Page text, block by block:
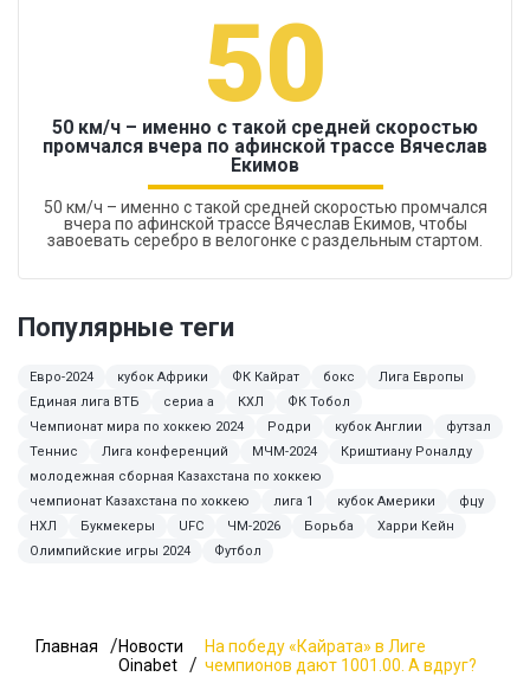
50
50 км/ч – именно с такой средней скоростью
промчался вчера по афинской трассе Вячеслав
Екимов
50 км/ч – именно с такой средней скоростью промчался
вчера по афинской трассе Вячеслав Екимов, чтобы
завоевать серебро в велогонке с раздельным стартом.
Популярные теги
Евро-2024 кубок Африки ФК Кайрат бокс
Лига Европы
Единая лига ВТБ
сериа а КХЛ
ФК Тобол
Чемпионат мира по хоккею 2024
Родри кубок Англии
футзал
Теннис
Лига конференций МЧМ-2024
Криштиану Роналду
молодежная сборная Казахстана по хоккею
чемпионат Казахстана по хоккею
лига 1 кубок Америки
фцу
НХЛ
Букмекеры UFC ЧМ-2026 Борьба
Харри Кейн
Олимпийские игры 2024
Футбол
Главная
Новости
Oinabet
На победу «Кайрата» в Лиге
чемпионов дают 1001.00. А вдруг?